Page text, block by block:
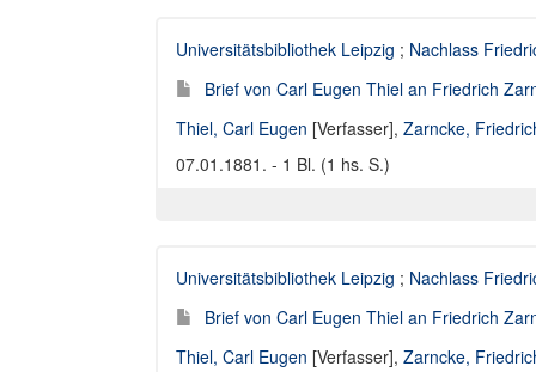
Universitätsbibliothek Leipzig ; Nachlass
Brief von Carl Eugen Thiel an Friedrich
Thiel, Carl Eugen [Verfasser], Zarncke,
07.01.1881. - 1 Bl. (1 hs. S.)
Universitätsbibliothek Leipzig ; Nachlass
Brief von Carl Eugen Thiel an Friedrich
Thiel, Carl Eugen [Verfasser], Zarncke,